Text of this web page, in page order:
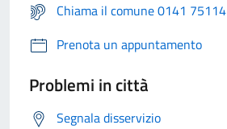
Chiama il comune 0141 75114
Prenota un appuntamento
Problemi in città
Segnala disservizio